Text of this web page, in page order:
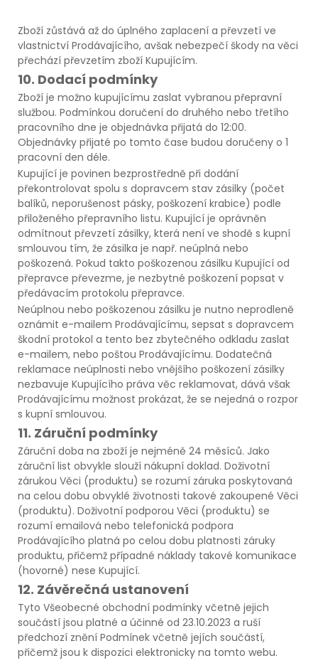
Zboží zůstává až do úplného zaplacení a převzetí ve
vlastnictví Prodávajícího, avšak nebezpečí škody na věci
přechází převzetím zboží Kupujícím.
10. Dodací podmínky
Zboží je možno kupujícímu zaslat vybranou přepravní
službou. Podmínkou doručení do druhého nebo třetího
pracovního dne je objednávka přijatá do 12:00.
Objednávky přijaté po tomto čase budou doručeny o 1
pracovní den déle.
Kupující je povinen bezprostředně při dodání
překontrolovat spolu s dopravcem stav zásilky (počet
balíků, neporušenost pásky, poškození krabice) podle
přiloženého přepravního listu. Kupující je oprávněn
odmítnout převzetí zásilky, která není ve shodě s kupní
smlouvou tím, že zásilka je např. neúplná nebo
poškozená. Pokud takto poškozenou zásilku Kupující od
přepravce převezme, je nezbytné poškození popsat v
předávacím protokolu přepravce.
Neúplnou nebo poškozenou zásilku je nutno neprodleně
oznámit e-mailem Prodávajícímu, sepsat s dopravcem
škodní protokol a tento bez zbytečného odkladu zaslat
e-mailem, nebo poštou Prodávajícímu. Dodatečná
reklamace neúplnosti nebo vnějšího poškození zásilky
nezbavuje Kupujícího práva věc reklamovat, dává však
Prodávajícímu možnost prokázat, že se nejedná o rozpor
s kupní smlouvou.
11. Záruční podmínky
Záruční doba na zboží je nejméně 24 měsíců. Jako
záruční list obvykle slouží nákupní doklad. Doživotní
zárukou Věci (produktu) se rozumí záruka poskytovaná
na celou dobu obvyklé životnosti takové zakoupené Věci
(produktu). Doživotní podporou Věci (produktu) se
rozumí emailová nebo telefonická podpora
Prodávajícího platná po celou dobu platnosti záruky
produktu, přičemž případné náklady takové komunikace
(hovorné) nese Kupující.
12. Závěrečná ustanovení
Tyto Všeobecné obchodní podmínky včetně jejich
součástí jsou platné a účinné od 23.10.2023 a ruší
předchozí znění Podmínek včetně jejích součástí,
přičemž jsou k dispozici elektronicky na tomto webu.